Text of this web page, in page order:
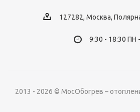
127282, Москва,
9:30 - 18:30 ПН
2013 - 2026 © МосОбогрев –